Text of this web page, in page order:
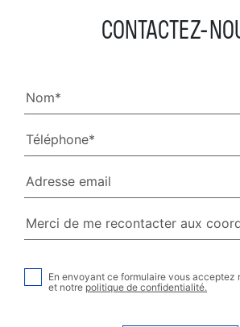
CONTACTEZ-